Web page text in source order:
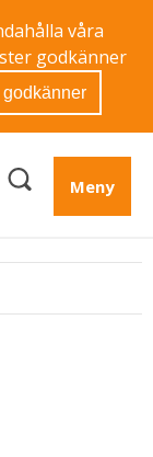
våra
godkänner
Meny